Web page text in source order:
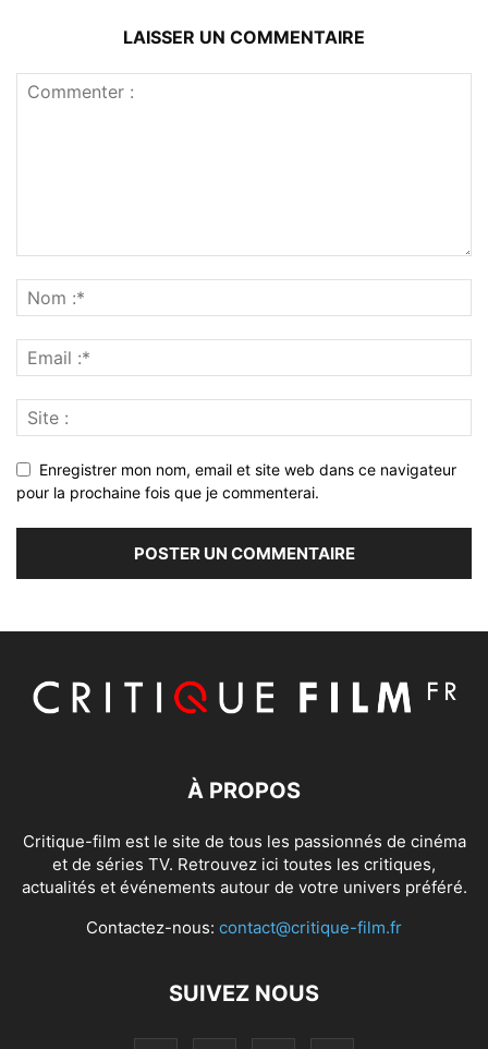
LAISSER UN COMMENTAIRE
Enregistrer mon nom, email et site web dans ce navigateur
pour la prochaine fois que je commenterai.
À PROPOS
Critique-film est le site de tous les passionnés de cinéma
et de séries TV. Retrouvez ici toutes les critiques,
actualités et événements autour de votre univers préféré.
Contactez-nous: contact@critique-film.fr
SUIVEZ NOUS